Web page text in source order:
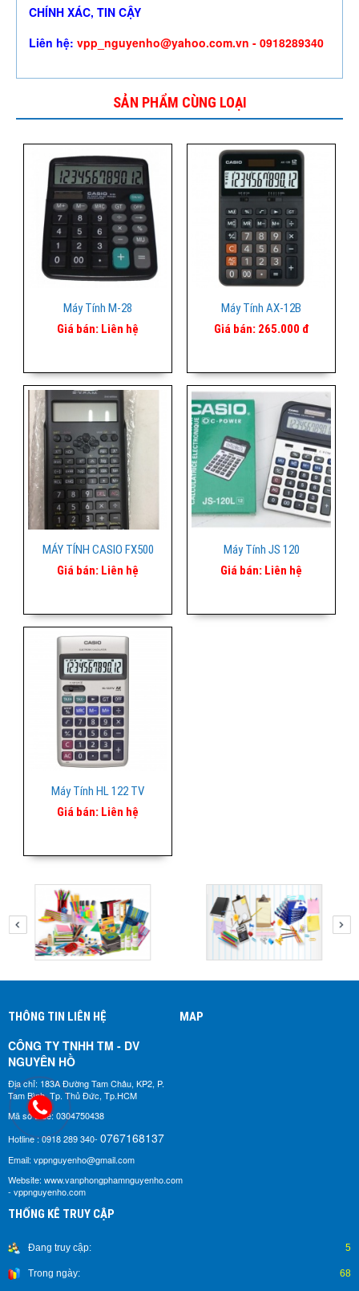
CHÍNH XÁC, TIN CẬY
Liên hệ: vpp_nguyenho@yahoo.com.vn - 0918289340
SẢN PHẨM CÙNG LOẠI
Máy Tính M-28
Giá bán: Liên hệ
Máy Tính AX-12B
Giá bán: 265.000 đ
MÁY TÍNH CASIO FX500
Giá bán: Liên hệ
Máy Tính JS 120
Giá bán: Liên hệ
Máy Tính HL 122 TV
Giá bán: Liên hệ
THÔNG TIN LIÊN HỆ
CÔNG TY TNHH TM - DV
NGUYÊN HỒ​
Địa chỉ: 183A Đường Tam Châu, KP2, P.
Tam Bình, Tp. Thủ Đức, Tp.HCM
Mã số thuế: 0304750438
Hotline : 0918 289 340- 0767168137
Email: vppnguyenho@gmail.com
Website: www.vanphongphamnguyenho.com
- vppnguyenho.com
MAP
THỐNG KÊ TRUY CẬP
Đang truy cập: 5
Trong ngày: 68